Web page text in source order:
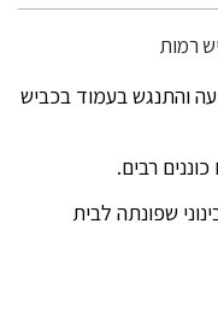
והתנגש בעמוד בכביש
רבים.
שפונתה לבית